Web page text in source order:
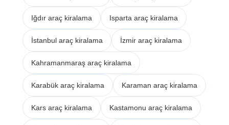
Iğdır araç kiralama Isparta araç kiralama
İstanbul araç kiralama İzmir araç kiralama
Kahramanmaraş araç kiralama
Karabük araç kiralama Karaman araç kiralama
Kars araç kiralama Kastamonu araç kiralama